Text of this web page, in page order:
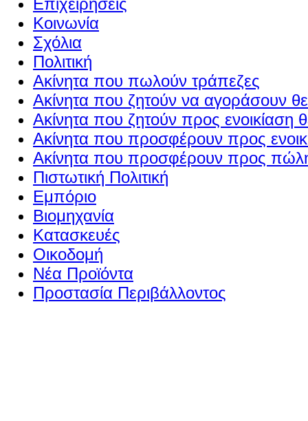
Κοινωνία
Σχόλια
Πολιτική
Ακίνητα που πωλούν τράπεζες
Ακίνητα που ζητούν να αγοράσουν
Ακίνητα που ζητούν προς ενοικίαση
Ακίνητα που προσφέρουν προς
Ακίνητα που προσφέρουν προς
Πιστωτική Πολιτική
Εμπόριο
Βιομηχανία
Κατασκευές
Οικοδομή
Νέα Προϊόντα
Προστασία Περιβάλλοντος